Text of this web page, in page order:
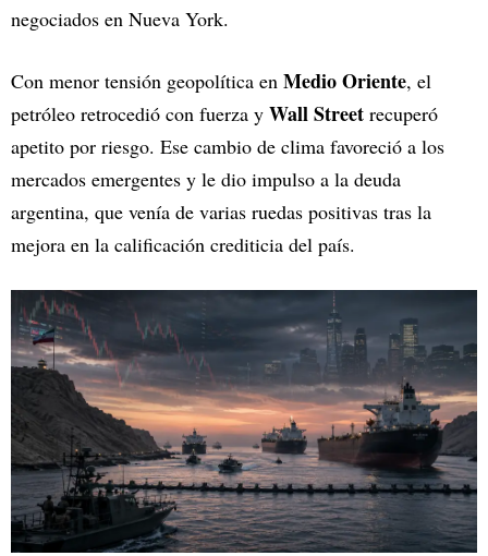
negociados en Nueva York.
Con menor tensión geopolítica en Medio Oriente, el
petróleo retrocedió con fuerza y Wall Street recuperó
apetito por riesgo. Ese cambio de clima favoreció a los
mercados emergentes y le dio impulso a la deuda
argentina, que venía de varias ruedas positivas tras la
mejora en la calificación crediticia del país.